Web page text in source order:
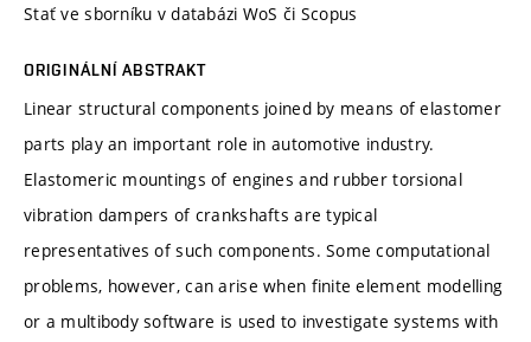
Stať ve sborníku v databázi WoS či Scopus
ORIGINÁLNÍ ABSTRAKT
Linear structural components joined by means of elastomer
parts play an important role in automotive industry.
Elastomeric mountings of engines and rubber torsional
vibration dampers of crankshafts are typical
representatives of such components. Some computational
problems, however, can arise when finite element modelling
or a multibody software is used to investigate systems with